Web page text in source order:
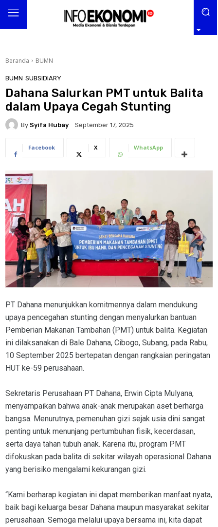
Beranda BUMN
BUMN SUBSIDIARY
Dahana Salurkan PMT untuk Balita
dalam Upaya Cegah Stunting
By Syifa Hubay September 17, 2025
Facebook X WhatsApp
PT Dahana menunjukkan komitmennya dalam mendukung
upaya pencegahan stunting dengan menyalurkan bantuan
Pemberian Makanan Tambahan (PMT) untuk balita. Kegiatan
ini dilaksanakan di Bale Dahana, Cibogo, Subang, pada Rabu,
10 September 2025 bertepatan dengan rangkaian peringatan
HUT ke-59 perusahaan.
Sekretaris Perusahaan PT Dahana, Erwin Cipta Mulyana,
menyampaikan bahwa anak-anak merupakan aset berharga
bangsa. Menurutnya, pemenuhan gizi sejak usia dini sangat
penting untuk menunjang pertumbuhan fisik, kecerdasan,
serta daya tahan tubuh anak. Karena itu, program PMT
difokuskan pada balita di sekitar wilayah operasional Dahana
yang berisiko mengalami kekurangan gizi.
“Kami berharap kegiatan ini dapat memberikan manfaat nyata,
baik bagi keluarga besar Dahana maupun masyarakat sekitar
perusahaan. Semoga melalui upaya bersama ini, kita dapat